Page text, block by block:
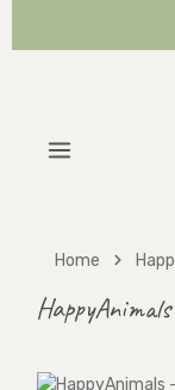
Home
Bildergalerie